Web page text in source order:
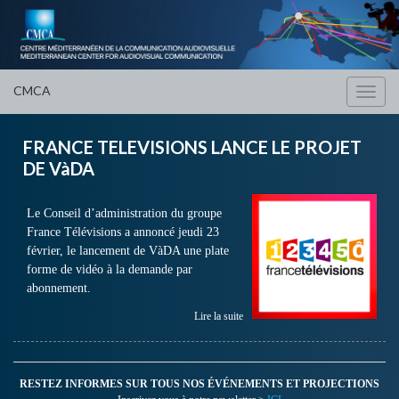
CMCA
FRANCE TELEVISIONS LANCE LE PROJET
DE VàDA
Le Conseil d’administration du groupe
France Télévisions a annoncé jeudi 23
février, le lancement de VàDA une plate
forme de vidéo à la demande par
abonnement.
Lire la suite
RESTEZ INFORMES SUR TOUS NOS ÉVÉNEMENTS ET PROJECTIONS